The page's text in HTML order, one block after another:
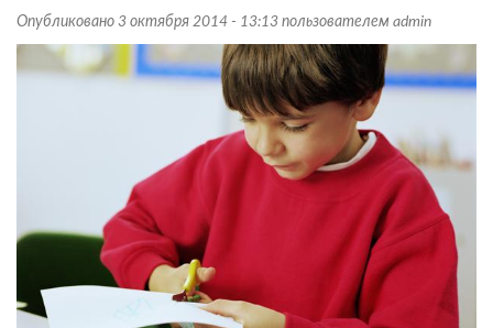
«Путешествие
в
страну
Опубликовано 3 октября 2014 - 13:13 пользователем admin